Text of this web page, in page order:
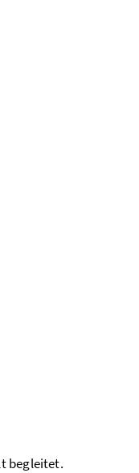
begleitet.